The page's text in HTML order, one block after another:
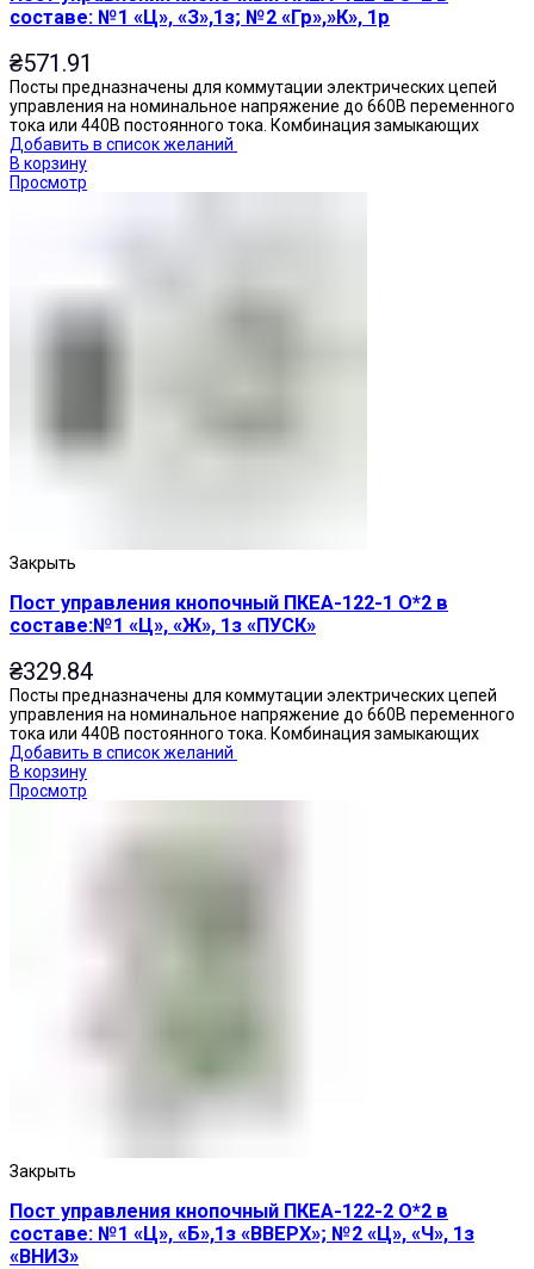
составе: №1 «Ц», «З»,1з; №2 «Гр»,»К», 1р
₴571.91
Посты предназначены для коммутации электрических цепей
управления на номинальное напряжение до 660В переменного
тока или 440В постоянного тока. Комбинация замыкающих
Добавить в список желаний
В корзину
Просмотр
Закрыть
Пост управления кнопочный ПКЕА-122-1 О*2 в
составе:№1 «Ц», «Ж», 1з «ПУСК»
₴329.84
Посты предназначены для коммутации электрических цепей
управления на номинальное напряжение до 660В переменного
тока или 440В постоянного тока. Комбинация замыкающих
Добавить в список желаний
В корзину
Просмотр
Закрыть
Пост управления кнопочный ПКЕА-122-2 О*2 в
составе: №1 «Ц», «Б»,1з «ВВЕРХ»; №2 «Ц», «Ч», 1з
«ВНИЗ»